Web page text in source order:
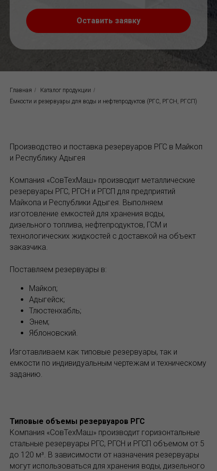
Оставить заявку
Главная / Каталог продукции /
Ёмкости и резервуары для воды и нефтепродуктов (РГС, РГСН, РГСП)
Производство и поставка резервуаров РГС в Майкоп
и Республику Адыгея
Компания «СовТехМаш» производит металлические
резервуары РГС, РГСН и РГСП для предприятий
Майкопа и Республики Адыгея. Выполняем
изготовление емкостей для хранения воды,
дизельного топлива, нефтепродуктов, ГСМ и
технологических жидкостей с доставкой на объект
заказчика.
Поставляем резервуары в:
Майкоп;
Адыгейск;
Тлюстенхабль;
Энем;
Яблоновский.
Изготавливаем как типовые резервуары, так и
емкости по индивидуальным чертежам и техническому
заданию.
Типовые объемы резервуаров РГС
Компания «СовТехМаш» производит горизонтальные
стальные резервуары РГС, РГСН и РГСП объемом от 5
до 120 м³. В зависимости от назначения резервуары
могут использоваться для хранения воды, дизельного